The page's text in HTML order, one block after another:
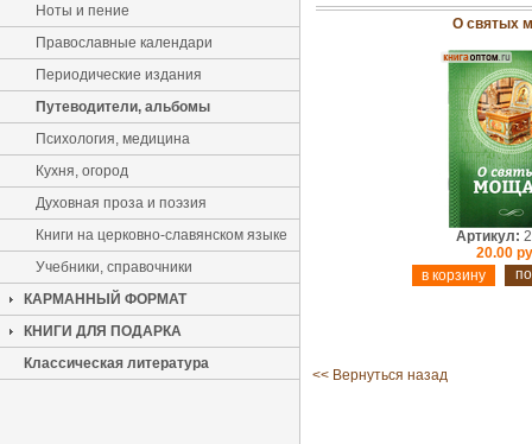
Ноты и пение
Православные календари
Периодические издания
Путеводители, альбомы
Психология, медицина
Кухня, огород
Духовная проза и поэзия
Книги на церковно-славянском языке
Учебники, справочники
КАРМАННЫЙ ФОРМАТ
КНИГИ ДЛЯ ПОДАРКА
Классическая литература
О святых
Артикул:
20.00
<< Вернуться назад